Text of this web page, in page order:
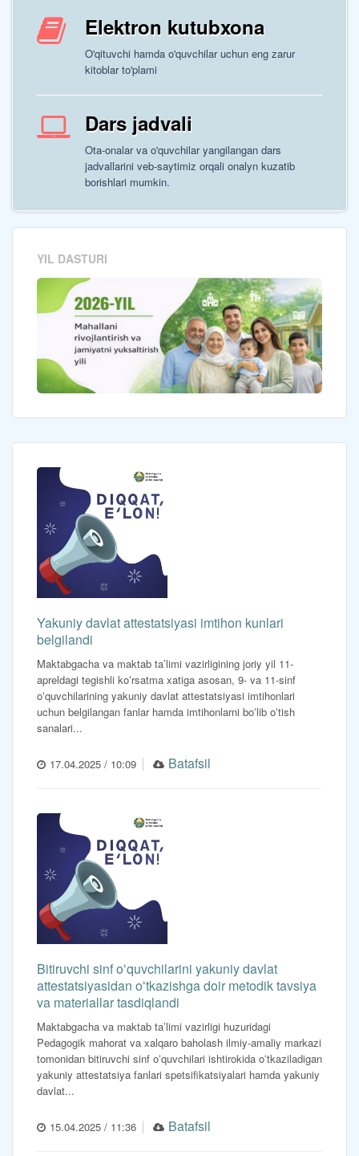
Elektron kutubxona
O'qituvchi hamda o'quvchilar uchun eng zarur
kitoblar to'plami
Dars jadvali
Ota-onalar va o'quvchilar yangilangan dars
jadvallarini veb-saytimiz orqali onalyn kuzatib
borishlari mumkin.
YIL DASTURI
Yakuniy davlat attestatsiyasi imtihon kunlari
belgilandi
Maktabgacha va maktab taʼlimi vazirligining joriy yil 11-
apreldagi tegishli koʻrsatma xatiga asosan, 9- va 11-sinf
oʻquvchilarining yakuniy davlat attestatsiyasi imtihonlari
uchun belgilangan fanlar hamda imtihonlarni boʻlib oʻtish
sanalari...
17.04.2025 / 10:09 Batafsil
Bitiruvchi sinf oʻquvchilarini yakuniy davlat
attestatsiyasidan oʻtkazishga doir metodik tavsiya
va materiallar tasdiqlandi
Maktabgacha va maktab taʼlimi vazirligi huzuridagi
Pedagogik mahorat va xalqaro baholash ilmiy-amaliy markazi
tomonidan bitiruvchi sinf oʻquvchilari ishtirokida oʻtkaziladigan
yakuniy attestatsiya fanlari spetsifikatsiyalari hamda yakuniy
davlat...
15.04.2025 / 11:36 Batafsil